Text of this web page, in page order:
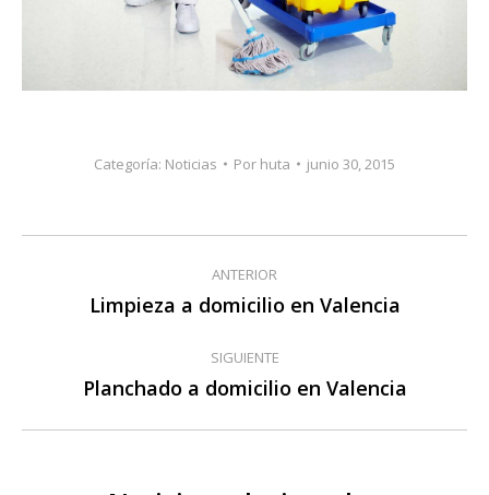
Categoría: Noticias Por huta junio 30, 2015
Navegación
entre
publicaciones
ANTERIOR
Publicación
Limpieza a domicilio en Valencia
SIGUIENTE
Publicación
Planchado a domicilio en Valencia